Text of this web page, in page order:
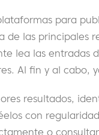
para
de las principales
lea las entradas
Al fin y al cabo,
resultados,
con
o